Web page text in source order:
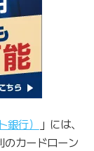
行）
」には、
カードローン